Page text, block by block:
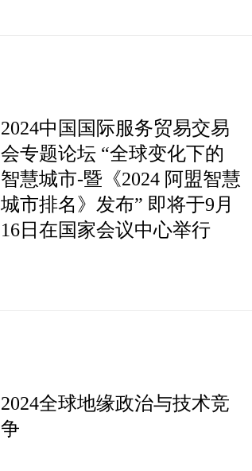
2024中国国际服务贸易交易
会专题论坛 “全球变化下的
智慧城市-暨《2024 阿盟智慧
城市排名》发布” 即将于9月
16日在国家会议中心举行
2024全球地缘政治与技术竞
争